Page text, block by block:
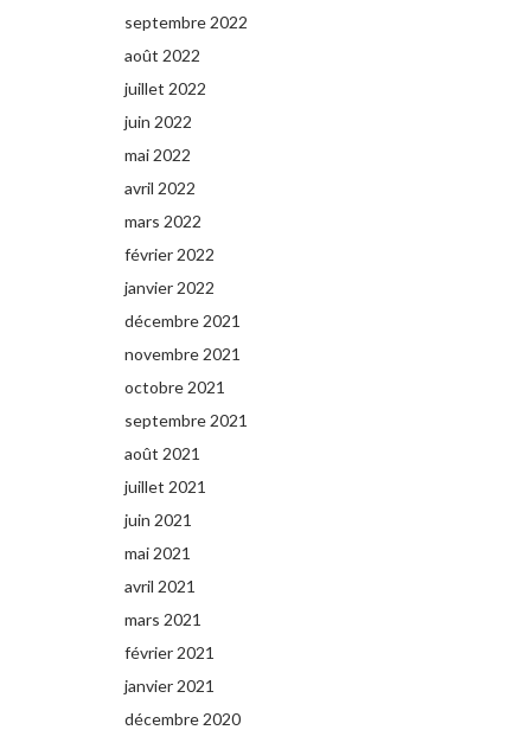
septembre 2022
août 2022
juillet 2022
juin 2022
mai 2022
avril 2022
mars 2022
février 2022
janvier 2022
décembre 2021
novembre 2021
octobre 2021
septembre 2021
août 2021
juillet 2021
juin 2021
mai 2021
avril 2021
mars 2021
février 2021
janvier 2021
décembre 2020